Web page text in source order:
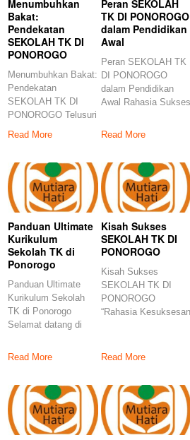
Menumbuhkan
Bakat:
Pendekatan
SEKOLAH TK DI
PONOROGO
Menumbuhkan Bakat:
Pendekatan
SEKOLAH TK DI
PONOROGO Telusuri
pengembangan bakat
Read More
Peran SEKOLAH
TK DI PONOROGO
dalam Pendidikan
Awal
Peran SEKOLAH TK
DI PONOROGO
dalam Pendidikan
Awal Rahasia Sukses
Terungkap! Inilah
Read More
Panduan Ultimate
Kurikulum
Sekolah TK di
Ponorogo
Panduan Ultimate
Kurikulum Sekolah
TK di Ponorogo
Selamat datang di
kami untuk
Read More
Kisah Sukses
SEKOLAH TK DI
PONOROGO
Kisah Sukses
SEKOLAH TK DI
PONOROGO
“Rahasia Kesuksesan
Read More